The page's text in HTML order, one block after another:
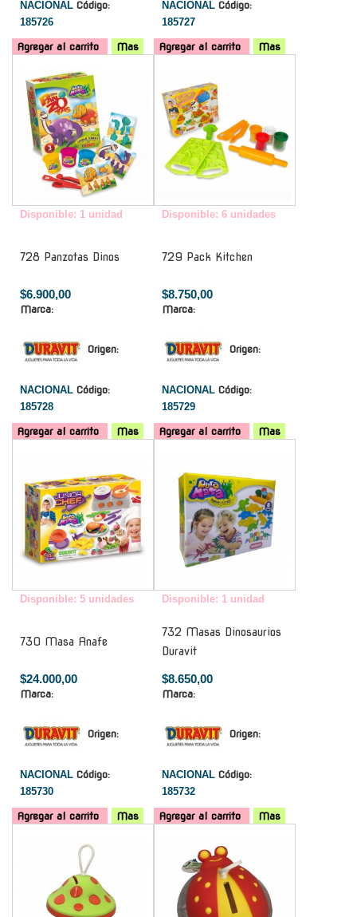
NACIONAL Código:
185726
Agregar al carrito Mas
NACIONAL Código:
185727
Agregar al carrito
Mas
Disponible: 1 unidad
728 Panzotas Dinos
$6.900,00
Marca:
Origen:
NACIONAL Código:
185728
Agregar al carrito Mas
Disponible: 6 unidades
729 Pack Kitchen
$8.750,00
Marca:
Origen:
NACIONAL Código:
185729
Agregar al carrito
Mas
Disponible: 5 unidades
730 Masa Anafe
$24.000,00
Marca:
Origen:
NACIONAL Código:
185730
Agregar al carrito Mas
Disponible: 1 unidad
732 Masas Dinosaurios
Duravit
$8.650,00
Marca:
Origen:
NACIONAL Código:
185732
Agregar al carrito
Mas